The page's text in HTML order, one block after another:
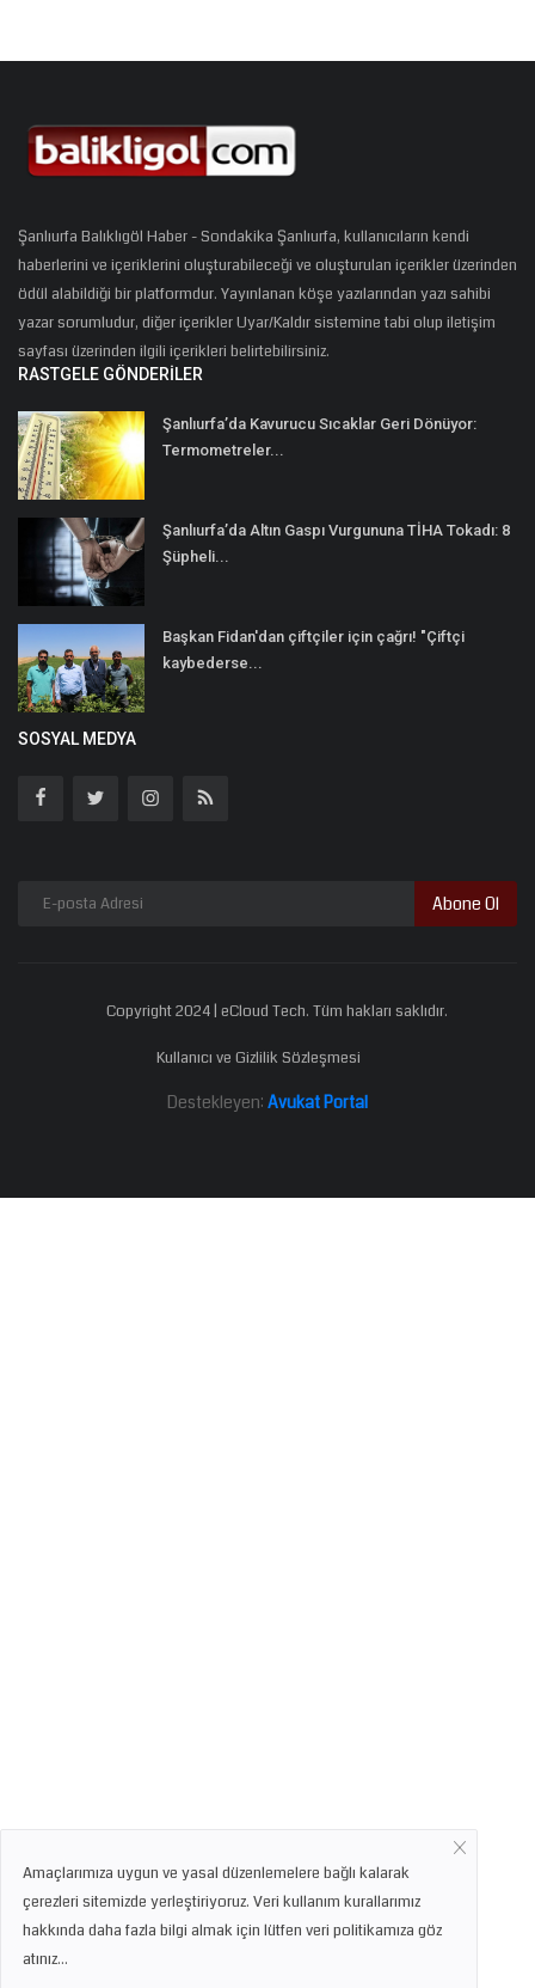
Şanlıurfa Balıklıgöl Haber - Sondakika Şanlıurfa, kullanıcıların kendi
haberlerini ve içeriklerini oluşturabileceği ve oluşturulan içerikler üzerinden
ödül alabildiği bir platformdur. Yayınlanan köşe yazılarından yazı sahibi
yazar sorumludur, diğer içerikler Uyar/Kaldır sistemine tabi olup iletişim
sayfası üzerinden ilgili içerikleri belirtebilirsiniz.
RASTGELE GÖNDERILER
Şanlıurfa’da Kavurucu Sıcaklar Geri Dönüyor:
Termometreler...
Şanlıurfa’da Altın Gaspı Vurgununa TİHA Tokadı: 8
Şüpheli...
Başkan Fidan'dan çiftçiler için çağrı! "Çiftçi
kaybederse...
SOSYAL MEDYA
Abone Ol
Copyright 2024 | eCloud Tech. Tüm hakları saklıdır.
Kullanıcı ve Gizlilik Sözleşmesi
Destekleyen: Avukat Portal
Amaçlarımıza uygun ve yasal düzenlemelere bağlı kalarak
çerezleri sitemizde yerleştiriyoruz. Veri kullanım kurallarımız
hakkında daha fazla bilgi almak için lütfen veri politikamıza göz
atınız...